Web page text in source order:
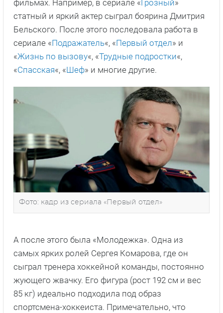
фильмах. Например, в сериале « Грозный»
статный и яркий актер сыграл боярина Дмитрия
Бельского. После этого последовала работа в
сериале «Подражатель«, «Первый отдел» и
«Жизнь по вызову«, «Трудные подростки«,
«Спасская«, «Шеф» и многие другие.
Фото: кадр из сериала «Первый отдел»
А после этого была «Молодежка». Одна из
самых ярких ролей Сергея Комарова, где он
сыграл тренера хоккейной команды, постоянно
жующего жвачку. Его фигура (рост 192 см и вес
85 кг) идеально подходила под образ
спортсмена-хоккеиста. Примечательно, что